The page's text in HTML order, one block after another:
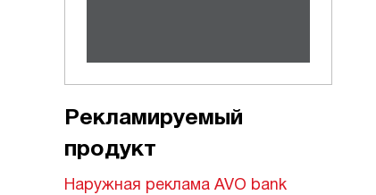
Рекламируемый
продукт
Наружная реклама AVO bank